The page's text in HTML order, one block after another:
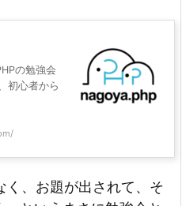
の勉強会
初心者から
く、お題が出されて、そ